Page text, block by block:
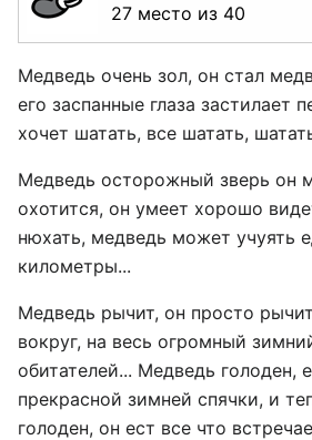
27 место из 40
Медведь очень зол, он стал
его заспанные глаза застилает
хочет шатать, все шатать,
Медведь осторожный зверь он
охотится, он умеет хорошо
нюхать, медведь может учуять
километры...
Медведь рычит, он просто
вокруг, на весь огромный
обитателей... Медведь голоден,
прекрасной зимней спячки, и
голоден, он ест все что